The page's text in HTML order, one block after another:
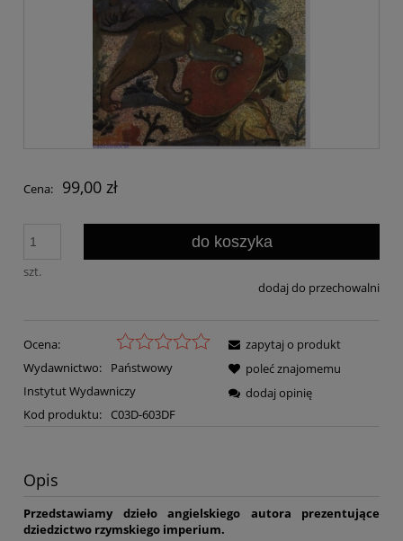
Cena: 99,00 zł
szt.
do koszyka
dodaj do przechowalni
Ocena:
Wydawnictwo:
Państwowy
Instytut Wydawniczy
Kod produktu:
C03D-603DF
zapytaj o produkt
poleć znajomemu
dodaj opinię
Opis
Przedstawiamy dzieło angielskiego autora prezentujące
dziedzictwo rzymskiego imperium.